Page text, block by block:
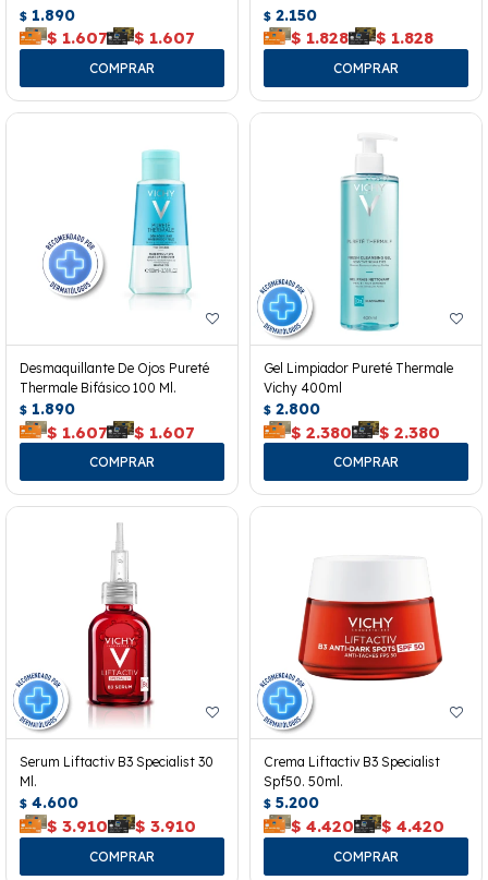
$ 1.890
$ 1.607 $ 1.607
$ 2.150
$ 1.828 $ 1.828
Desmaquillante De Ojos Pureté
Thermale Bifásico 100 Ml.
$ 1.890
$ 1.607 $ 1.607
Gel Limpiador Pureté Thermale
Vichy 400ml
$ 2.800
$ 2.380 $ 2.380
Serum Liftactiv B3 Specialist 30
Ml.
$ 4.600
$ 3.910 $ 3.910
Crema Liftactiv B3 Specialist
Spf50. 50ml.
$ 5.200
$ 4.420 $ 4.420